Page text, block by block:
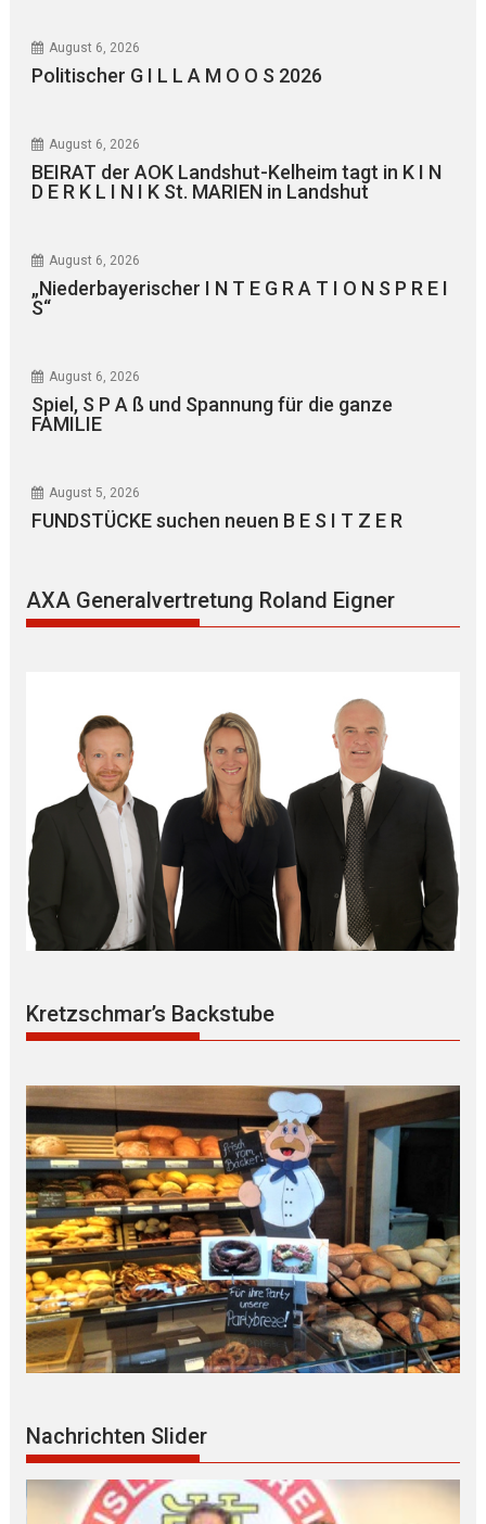
August 6, 2026
Politischer G I L L A M O O S 2026
August 6, 2026
BEIRAT der AOK Landshut-Kelheim tagt in K I N
D E R K L I N I K St. MARIEN in Landshut
August 6, 2026
„Niederbayerischer I N T E G R A T I O N S P R E I
S“
August 6, 2026
Spiel, S P A ß und Spannung für die ganze
FAMILIE
August 5, 2026
FUNDSTÜCKE suchen neuen B E S I T Z E R
AXA Generalvertretung Roland Eigner
Kretzschmar’s Backstube
Nachrichten Slider